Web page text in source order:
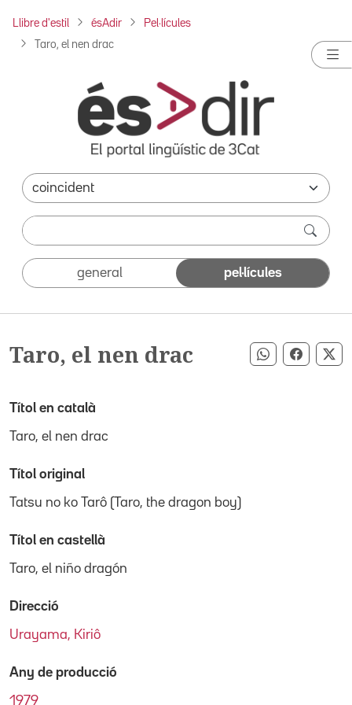
Llibre d'estil ésAdir Pel·lícules
Taro, el nen drac
general pel·lícules
Taro, el nen drac Compartir
Títol en català
Taro, el nen drac
Títol original
Tatsu no ko Tarô (Taro, the dragon boy)
Títol en castellà
Taro, el niño dragón
Direcció
Urayama, Kiriô
Any de producció
1979